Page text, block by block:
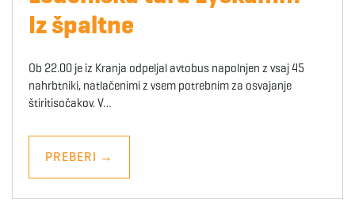
Iz špaltne
Ob 22.00 je iz Kranja odpeljal avtobus napolnjen z vsaj 45
nahrbtniki, natlačenimi z vsem potrebnim za osvajanje
štiritisočakov. V…
PREBERI →